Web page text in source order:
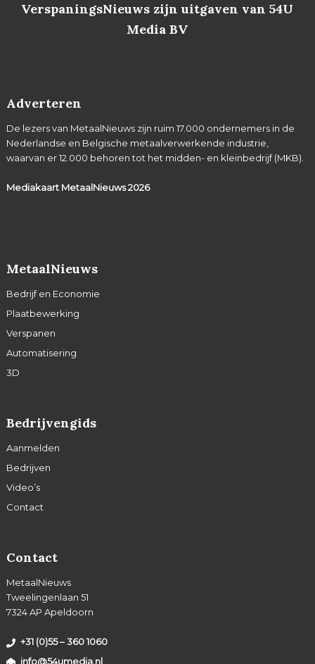
VerspaningsNieuws zijn uitgaven van 54U
Media BV
Adverteren
De lezers van MetaalNieuws zijn ruim 17.000 ondernemers in de
Nederlandse en Belgische metaalverwerkende industrie,
waarvan er 12.000 behoren tot het midden- en kleinbedrijf (MKB).
Mediakaart MetaalNieuws2026
MetaalNieuws
Bedrijf en Economie
Plaatbewerking
Verspanen
Automatisering
3D
Bedrijvengids
Aanmelden
Bedrijven
Video’s
Contact
Contact
MetaalNieuws
Tweelingenlaan 51
7324 AP Apeldoorn
+31 (0)55 – 360 1060
info@54umedia.nl